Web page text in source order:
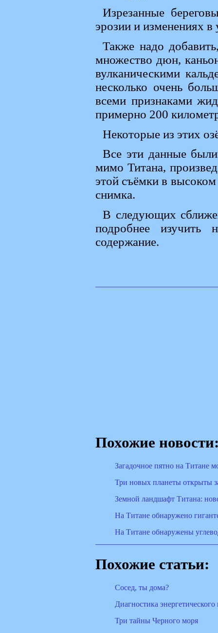
Изрезанные
эрозии и изменениях
Также надо
множество дюн,
вулканическими
несколько очень
всеми признаками
примерно 200
Некоторые из этих
Все эти данные
мимо Титана,
этой съёмки в
снимка.
В следующих
подробнее изучить
содержание.
Похожие
Загадочное пятно на Титане
Три новых планеты открыты
Земной ландшафт Титана:
На Титане обнаружено
На Титане обнаружены
Похожие статьи:
Сосед, ты дома?
Диагностика энергетического
Три тайны Черного моря